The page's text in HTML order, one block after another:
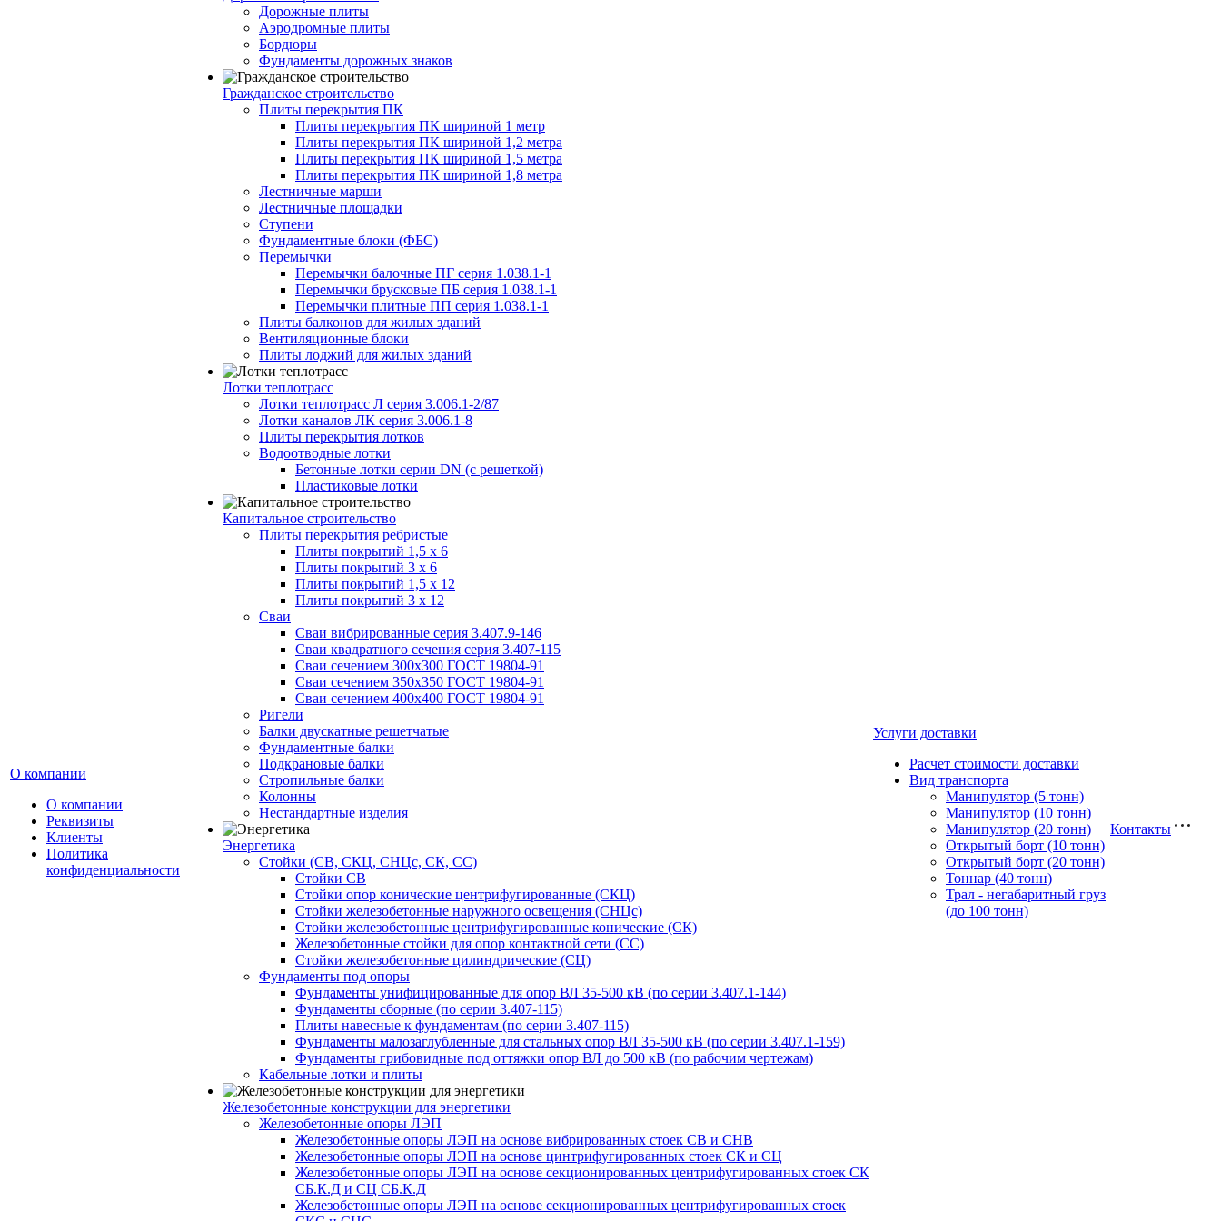
О компании
О компании
Реквизиты
Клиенты
Политика
конфиденциальности
Дорожные плиты
Аэродромные плиты
Бордюры
Фундаменты дорожных знаков
Гражданское строительство
Плиты перекрытия ПК
Плиты перекрытия ПК шириной 1 метр
Плиты перекрытия ПК шириной 1,2 метра
Плиты перекрытия ПК шириной 1,5 метра
Плиты перекрытия ПК шириной 1,8 метра
Лестничные марши
Лестничные площадки
Ступени
Фундаментные блоки (ФБС)
Перемычки
Перемычки балочные ПГ серия 1.038.1-1
Перемычки брусковые ПБ серия 1.038.1-1
Перемычки плитные ПП серия 1.038.1-1
Плиты балконов для жилых зданий
Вентиляционные блоки
Плиты лоджий для жилых зданий
Лотки теплотрасс
Лотки теплотрасс Л серия 3.006.1-2/87
Лотки каналов ЛК серия 3.006.1-8
Плиты перекрытия лотков
Водоотводные лотки
Бетонные лотки серии DN (с решеткой)
Пластиковые лотки
Капитальное строительство
Плиты перекрытия ребристые
Плиты покрытий 1,5 x 6
Плиты покрытий 3 x 6
Плиты покрытий 1,5 x 12
Плиты покрытий 3 x 12
Сваи
Сваи вибрированные серия 3.407.9-146
Сваи квадратного сечения серия 3.407-115
Сваи сечением 300х300 ГОСТ 19804-91
Сваи сечением 350х350 ГОСТ 19804-91
Сваи сечением 400х400 ГОСТ 19804-91
Ригели
Балки двускатные решетчатые
Фундаментные балки
Подкрановые балки
Стропильные балки
Колонны
Нестандартные изделия
Энергетика
Стойки (СВ, СКЦ, СНЦс, СК, СС)
Стойки СВ
Стойки опор конические центрифугированные (СКЦ)
Стойки железобетонные наружного освещения (СНЦс)
Стойки железобетонные центрифугированные конические (СК)
Железобетонные стойки для опор контактной сети (СС)
Стойки железобетонные цилиндрические (СЦ)
Фундаменты под опоры
Фундаменты унифицированные для опор ВЛ 35-500 кВ (по серии 3.407.1-144)
Фундаменты сборные (по серии 3.407-115)
Плиты навесные к фундаментам (по серии 3.407-115)
Фундаменты малозаглубленные для стальных опор ВЛ 35-500 кВ (по серии 3.407.1-159)
Фундаменты грибовидные под оттяжки опор ВЛ до 500 кВ (по рабочим чертежам)
Кабельные лотки и плиты
Железобетонные конструкции для энергетики
Железобетонные опоры ЛЭП
Железобетонные опоры ЛЭП на основе вибрированных стоек СВ и СНВ
Железобетонные опоры ЛЭП на основе цинтрифугированных стоек СК и СЦ
Железобетонные опоры ЛЭП на основе секционированных центрифугированных стоек СК
СБ.К.Д и СЦ СБ.К.Д
Железобетонные опоры ЛЭП на основе секционированных центрифугированных стоек
Услуги доставки
Расчет стоимости доставки
Вид транспорта
Манипулятор (5 тонн)
Манипулятор (10 тонн)
Манипулятор (20 тонн)
Открытый борт (10 тонн)
Открытый борт (20 тонн)
Тоннар (40 тонн)
Трал - негабаритный груз
(до 100 тонн)
Контакты